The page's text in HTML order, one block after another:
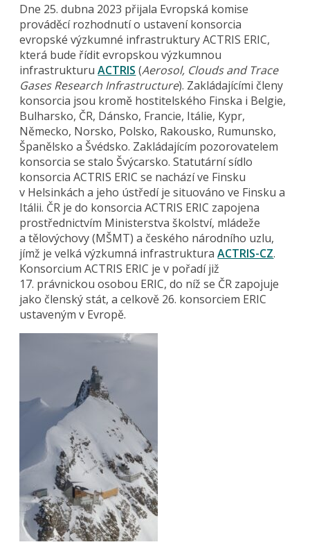
Dne 25. dubna 2023 přijala Evropská komise
prováděcí rozhodnutí o ustavení konsorcia
evropské výzkumné infrastruktury ACTRIS ERIC,
která bude řídit evropskou výzkumnou
infrastrukturuACTRIS (Aerosol, Clouds and Trace
Gases Research Infrastructure). Zakládajícími členy
konsorcia jsou kromě hostitelského Finska i Belgie,
Bulharsko, ČR, Dánsko, Francie, Itálie, Kypr,
Německo, Norsko, Polsko, Rakousko, Rumunsko,
Španělsko a Švédsko. Zakládajícím pozorovatelem
konsorcia se stalo Švýcarsko. Statutární sídlo
konsorcia ACTRIS ERIC se nachází ve Finsku
v Helsinkách a jeho ústředí je situováno ve Finsku a
Itálii. ČR je do konsorcia ACTRIS ERIC zapojena
prostřednictvím Ministerstva školství, mládeže
a tělovýchovy (MŠMT) a českého národního uzlu,
jímž je velká výzkumná infrastrukturaACTRIS-CZ.
Konsorcium ACTRIS ERIC je v pořadí již
17. právnickou osobou ERIC, do níž se ČR zapojuje
jako členský stát, a celkově 26. konsorciem ERIC
ustaveným v Evropě.